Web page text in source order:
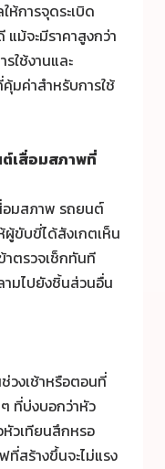
ห้การจุดระเบิด
ม้จะมีราคาสูงกว่า
ใช้งานและ
มค่าสำหรับการใช้
ต์เสื่อมสภาพที่
อมสภาพ รถยนต์
ขับขี่ได้สังเกตเห็น
าตรวจเช็กทันที
มไปยังชิ้นส่วนอื่น
วงเช้าหรือตอนที่
ที่บ่งบอกว่าหัว
วเทียนสึกหรอ
ที่สร้างขึ้นจะไม่แรง